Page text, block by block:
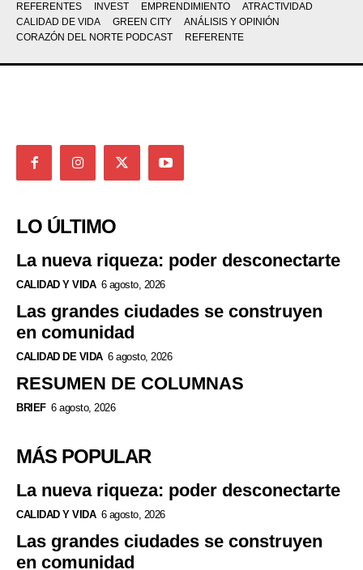
REFERENTES INVEST EMPRENDIMIENTO
ATRACTIVIDAD
CALIDAD DE VIDA
GREEN CITY
ANÁLISIS Y OPINIÓN
CORAZÓN DEL NORTE PODCAST
REFERENTE
LO ÚLTIMO
La nueva riqueza: poder desconectarte
CALIDAD Y VIDA 6 agosto, 2026
Las grandes ciudades se construyen
en comunidad
CALIDAD DE VIDA 6 agosto, 2026
RESUMEN DE COLUMNAS
BRIEF 6 agosto, 2026
MÁS POPULAR
La nueva riqueza: poder desconectarte
CALIDAD Y VIDA 6 agosto, 2026
Las grandes ciudades se construyen
en comunidad